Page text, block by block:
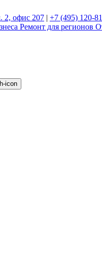
2, офис 207 | +7 (495) 120-
Ремонт для регионов